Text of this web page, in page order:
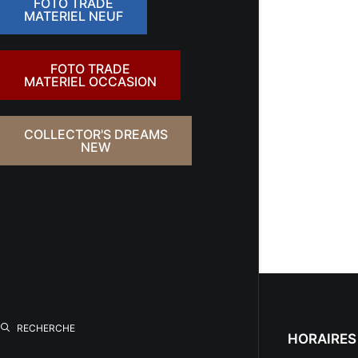
FOTO TRADE
MATERIEL NEUF
FOTO TRADE
MATERIEL OCCASION
COLLECTOR'S DREAMS
NEW
RECHERCHE